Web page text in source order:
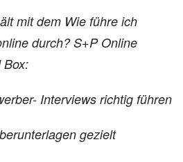
mit dem Wie führe ich
durch? S+P Online
Box:
Interviews richtig führen
gezielt